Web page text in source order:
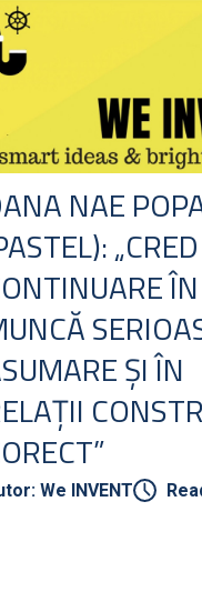
NAE
ÎN
ȘI ÎN
We INVENT